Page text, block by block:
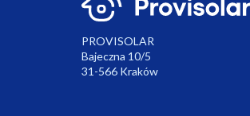
PROVISOLAR
Bajeczna 10/5
31-566 Kraków